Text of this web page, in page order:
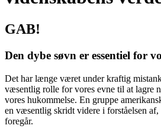
GAB!
Den dybe søvn er essentiel for
Det har længe været under kraftig
væsentlig rolle for vores evne til at lagre
vores hukommelse. En gruppe
en væsentlig skridt videre i forståelsen
foregår.